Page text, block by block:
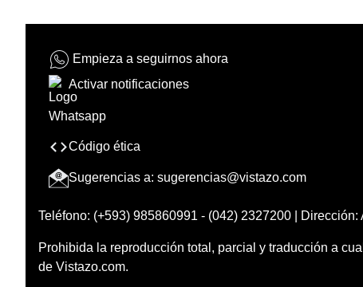
Empieza a seguirnos ahora
Activar notificaciones
Código ética
Sugerencias a: sugerencias@vistazo.com
Teléfono: (+593) 985860991 - (042) 2327200 |
Prohibida la reproducción total, parcial y traducción a
de Vistazo.com.